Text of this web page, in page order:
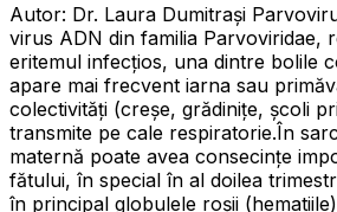
Autor: Dr. Laura Dumitrași
virus ADN din familia Parvoviridae,
eritemul infecțios, una dintre bolile
apare mai frecvent iarna sau
colectivități (creșe, grădinițe, școli
transmite pe cale respiratorie.În
maternă poate avea consecințe
fătului, în special în al doilea
în principal globulele roșii